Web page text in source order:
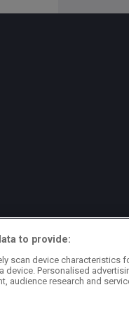
to provide:
scan device characteristics
Personalised
audience research and